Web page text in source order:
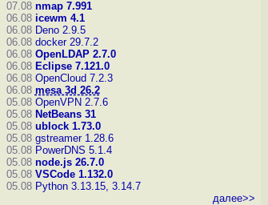
07.08 nmap 7.991
06.08 icewm 4.1
06.08 Deno 2.9.5
06.08 docker 29.7.2
06.08 OpenLDAP 2.7.0
06.08 Eclipse 7.121.0
06.08 OpenCloud 7.2.3
06.08 mesa 3d 26.2
05.08 OpenVPN 2.7.6
05.08 NetBeans 31
05.08 ublock 1.73.0
05.08 gstreamer 1.28.6
05.08 PowerDNS 5.1.4
05.08 node.js 26.7.0
05.08 VSCode 1.132.0
05.08 Python 3.13.15, 3.14.7
далее>>